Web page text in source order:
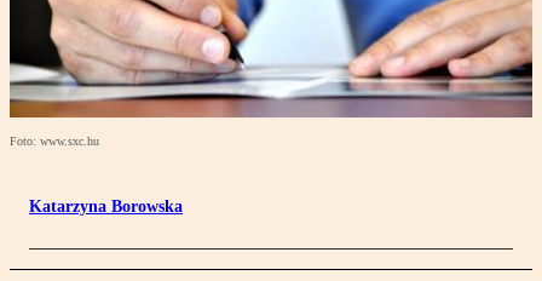
Foto: www.sxc.hu
Katarzyna Borowska